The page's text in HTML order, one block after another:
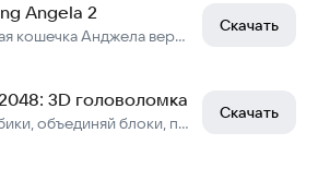
Angela 2
Говорящая кошечка Анджела вернулась
Скачать
3D головоломка
Кидай кубики, объединяй блоки, получи 2048! Ныряй в головоломки с цифрами!
Скачать